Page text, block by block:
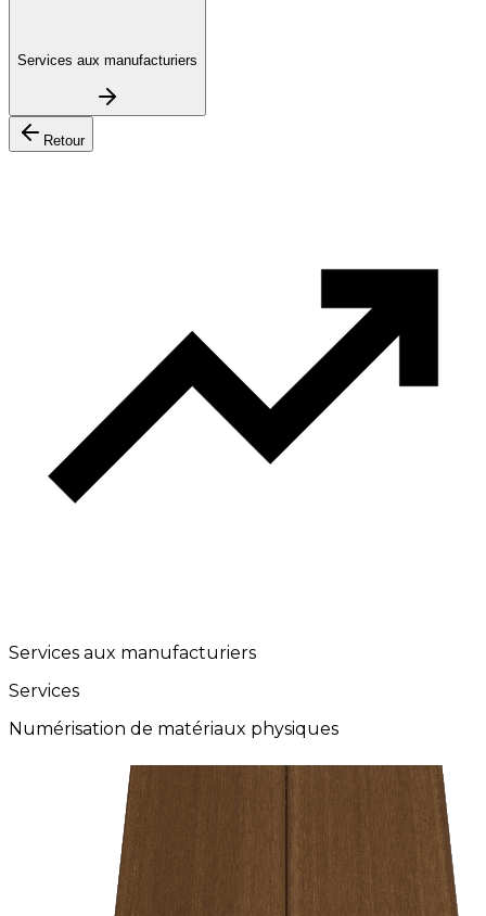
Services aux manufacturiers
Retour
Services aux manufacturiers
Services
Numérisation de matériaux physiques